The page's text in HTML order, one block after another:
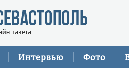
Интервью Фото